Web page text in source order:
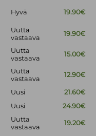
Hyvä 19.90€
Uutta
vastaava
19.90€
Uutta
vastaava
15.00€
Uutta
vastaava
12.90€
Uusi
21.60€
Uusi 24.90€
Uutta
vastaava
19.20€